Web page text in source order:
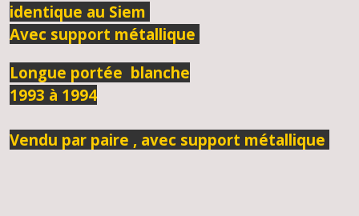
identique au Siem
Avec support métallique
Longue portée blanche
1993 à 1994
Vendu par paire , avec support métallique